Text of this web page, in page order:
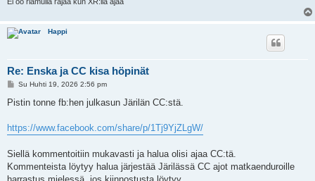
Happi
Re: Enska ja CC kisa höpinät
V
e
i
Su Huhti 19, 2026 2:56 pm
Pistin tonne fb:hen julkasun Järilän CC:stä.
https://www.facebook.com/share/p/1Tj9YjZLgW/
Siellä kommentoitiin mukavasti ja halua olisi ajaa CC:tä.
Kommenteista löytyy halua järjestää Järilässä CC ajot matkaenduroille